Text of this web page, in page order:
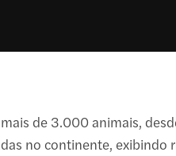
de 3.000 animais,
no continente, exibindo